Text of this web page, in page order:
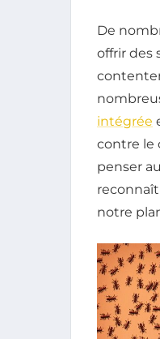
De
offrir des
intégrée
contre le
penser
notre